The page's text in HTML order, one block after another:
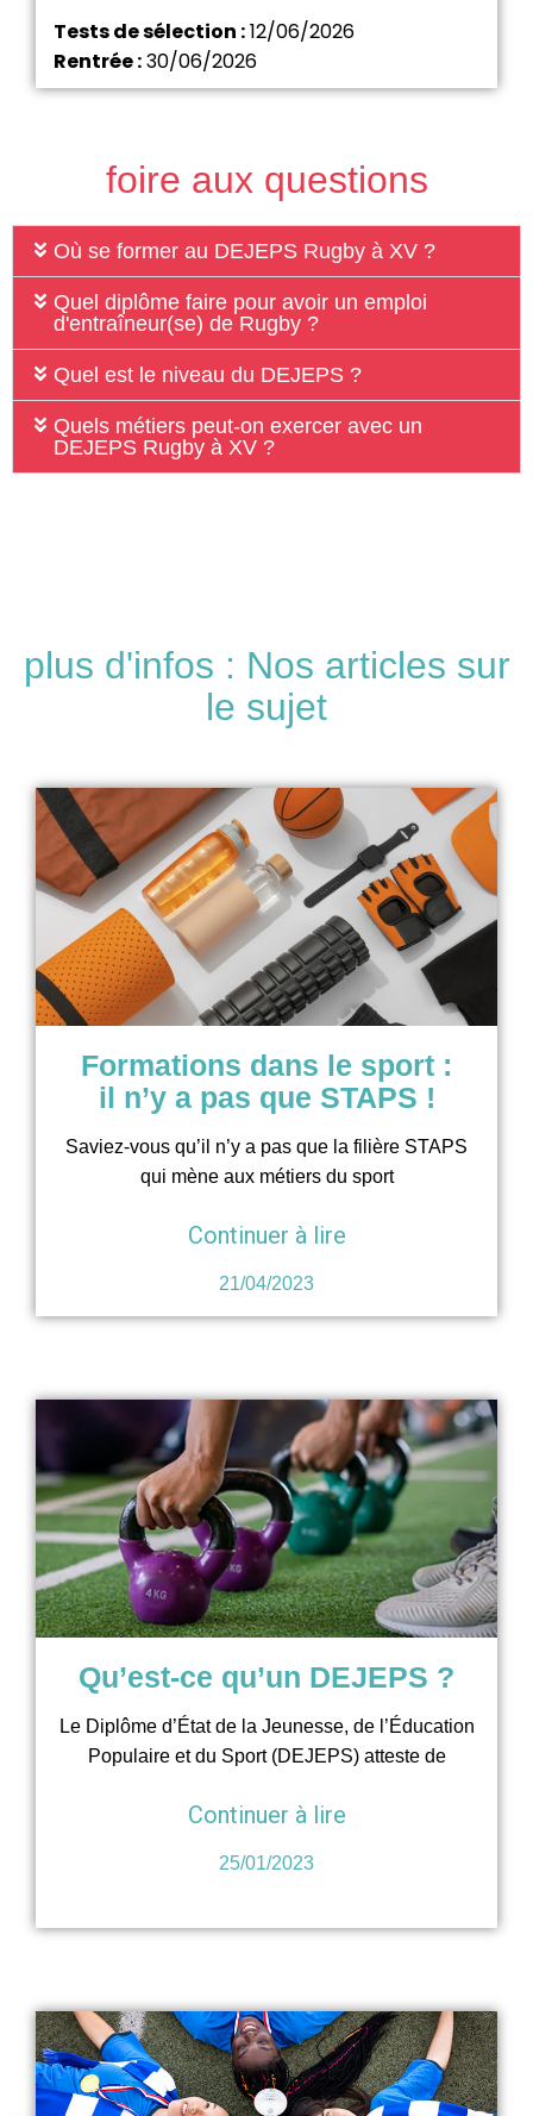
Tests de sélection :12/06/2026
Rentrée :30/06/2026
foire aux questions
Où se former au DEJEPS Rugby à XV ?
Quel diplôme faire pour avoir un emploi
d'entraîneur(se) de Rugby ?
Quel est le niveau du DEJEPS ?
Quels métiers peut-on exercer avec un
DEJEPS Rugby à XV ?
plus d'infos : Nos articles sur
le sujet
Formations dans le sport :
il n’y a pas que STAPS !
Saviez-vous qu’il n’y a pas que la filière STAPS
qui mène aux métiers du sport
Continuer à lire
21/04/2023
Qu’est-ce qu’un DEJEPS ?
Le Diplôme d’État de la Jeunesse, de l’Éducation
Populaire et du Sport (DEJEPS) atteste de
Continuer à lire
25/01/2023